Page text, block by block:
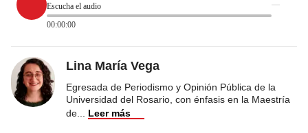
Escucha el audio
00:00:00
Lina María Vega
Egresada de Periodismo y Opinión Pública de la
Universidad del Rosario, con énfasis en la Maestría
de
Leer más